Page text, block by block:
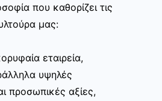
που καθορίζει τις
μας:
εταιρεία,
υψηλές
προσωπικές αξίες,